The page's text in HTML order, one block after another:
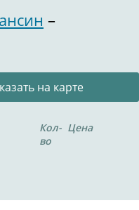
–
на карте
Кол-
во
Цена